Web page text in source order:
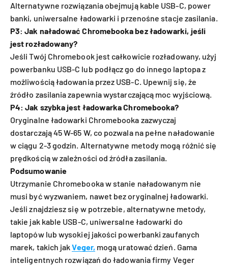
Alternatywne rozwiązania obejmują kable USB-C, power
banki, uniwersalne ładowarki i przenośne stacje zasilania.
P3: Jak naładować Chromebooka bez ładowarki, jeśli
jest rozładowany?
Jeśli Twój Chromebook jest całkowicie rozładowany, użyj
powerbanku USB-C lub podłącz go do innego laptopa z
możliwością ładowania przez USB-C. Upewnij się, że
źródło zasilania zapewnia wystarczającą moc wyjściową.
P4: Jak szybka jest ładowarka Chromebooka?
Oryginalne ładowarki Chromebooka zazwyczaj
dostarczają 45 W-65 W, co pozwala na pełne naładowanie
w ciągu 2-3 godzin. Alternatywne metody mogą różnić się
prędkością w zależności od źródła zasilania.
Podsumowanie
Utrzymanie Chromebooka w stanie naładowanym nie
musi być wyzwaniem, nawet bez oryginalnej ładowarki.
Jeśli znajdziesz się w potrzebie, alternatywne metody,
takie jak kable USB-C, uniwersalne ładowarki do
laptopów lub wysokiej jakości powerbanki zaufanych
marek, takich jakVeger, mogą uratować dzień. Gama
inteligentnych rozwiązań do ładowania firmy Veger